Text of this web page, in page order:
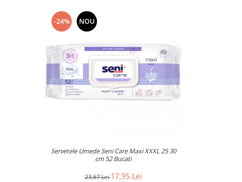
-24% NOU
Servetele Umede Seni Care Maxi XXXL 25 30
cm 52 Bucati
23,67 Lei17,95 Lei